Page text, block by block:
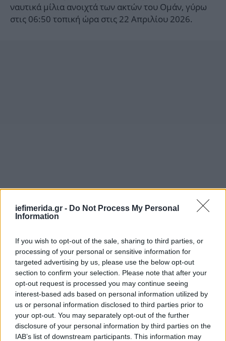
iefimerida.gr - Do Not Process My Personal
Information
If you wish to opt-out of the sale, sharing to third parties, or
processing of your personal or sensitive information for
targeted advertising by us, please use the below opt-out
section to confirm your selection. Please note that after your
opt-out request is processed you may continue seeing
interest-based ads based on personal information utilized by
us or personal information disclosed to third parties prior to
your opt-out. You may separately opt-out of the further
disclosure of your personal information by third parties on the
IAB’s list of downstream participants. This information may
ναυτικά μίλια ανοιχτά των ακτών του Ομάν, γύρω
στις 06:50 τοπική ώρα στις 22 Απριλίου 2026.